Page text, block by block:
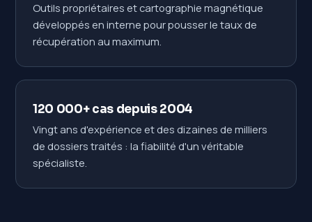
Outils propriétaires et cartographie magnétique
développés en interne pour pousser le taux de
récupération au maximum.
120 000+ cas depuis 2004
Vingt ans d'expérience et des dizaines de milliers
de dossiers traités : la fiabilité d'un véritable
spécialiste.